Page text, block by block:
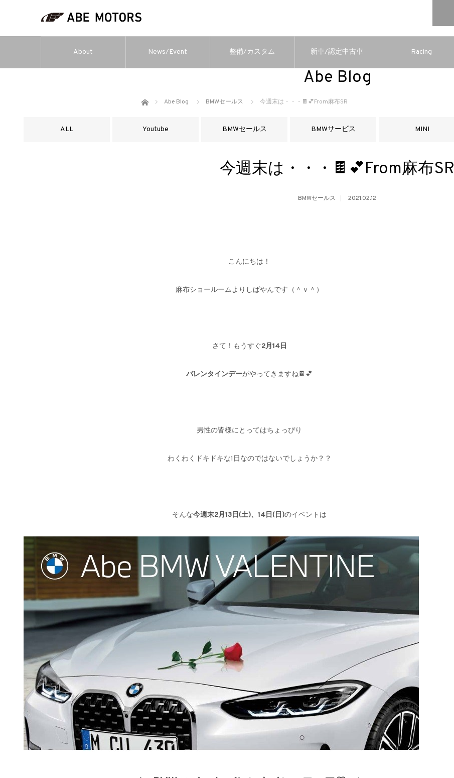
About News/Event 整備/カスタム 新車/認定中古車 Racing
Abe Blog
ホーム Abe Blog BMWセールス 今週末は・・・🍫💕From麻布SR
ALL Youtube BMWセールス BMWサービス MINI
今週末は・・・🍫💕From麻布SR
BMWセールス 2021.02.12
こんにちは！
麻布ショールームよりしばやんです（＾ｖ＾）
さて！もうすぐ2月14日
バレンタインデーがやってきますね🍫💕
男性の皆様にとってはちょっぴり
わくわくドキドキな1日なのではないでしょうか？？
そんな今週末2月13日(土)、14日(日)のイベントは